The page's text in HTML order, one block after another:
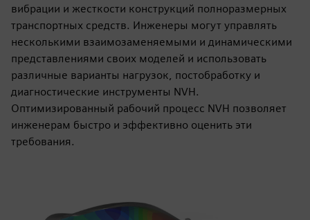
вибрации и жесткости конструкций полноразмерных
транспортных средств. Инженеры могут управлять
несколькими взаимозаменяемыми и динамическими
представлениями своих моделей и использовать
различные варианты нагрузок, постобработку и
диагностические инструменты NVH.
Оптимизированный рабочий процесс NVH позволяет
инженерам быстро и эффективно оценить эти
требования.